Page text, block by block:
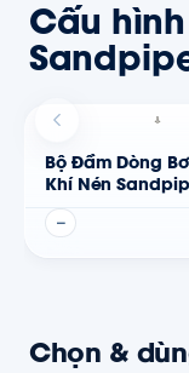
Cấu hình
Bộ Đầm Dòng
Khí Nén
—
Chọn &